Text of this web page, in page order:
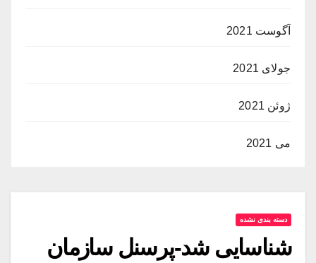
آگوست 2021
جولای 2021
ژوئن 2021
می 2021
دسته بندی نشده
شناسایی شد-پرسنل سازمان